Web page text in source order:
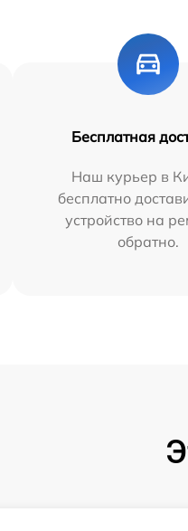
Бесплатная
Наш курьер в
бесплатно
устройство на
обратно.